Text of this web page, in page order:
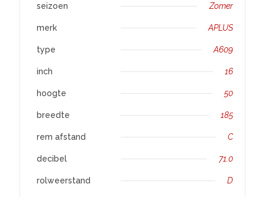
seizoen Zomer
merk APLUS
type A609
inch 16
hoogte 50
breedte 185
rem afstand C
decibel 71.0
rolweerstand D